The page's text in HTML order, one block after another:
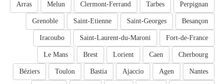
Perpignan
Tarbes
Clermont-Ferrand
Melun
Arras
Besançon
Saint-Georges
Saint-Etienne
Grenoble
Fort-de-France
Saint-Laurent-du-Maroni
Iracoubo
Cherbourg
Caen
Lorient
Brest
Le Mans
Nantes
Agen
Ajaccio
Bastia
Toulon
Béziers